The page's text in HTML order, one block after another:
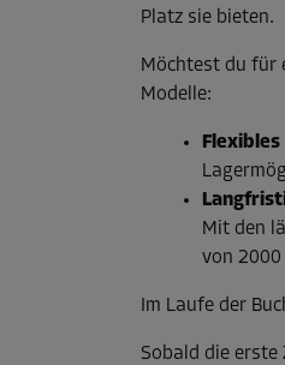
Platz sie bieten.
Möchtest du für
Modelle:
Mit den
von
Im Laufe der
Sobald die